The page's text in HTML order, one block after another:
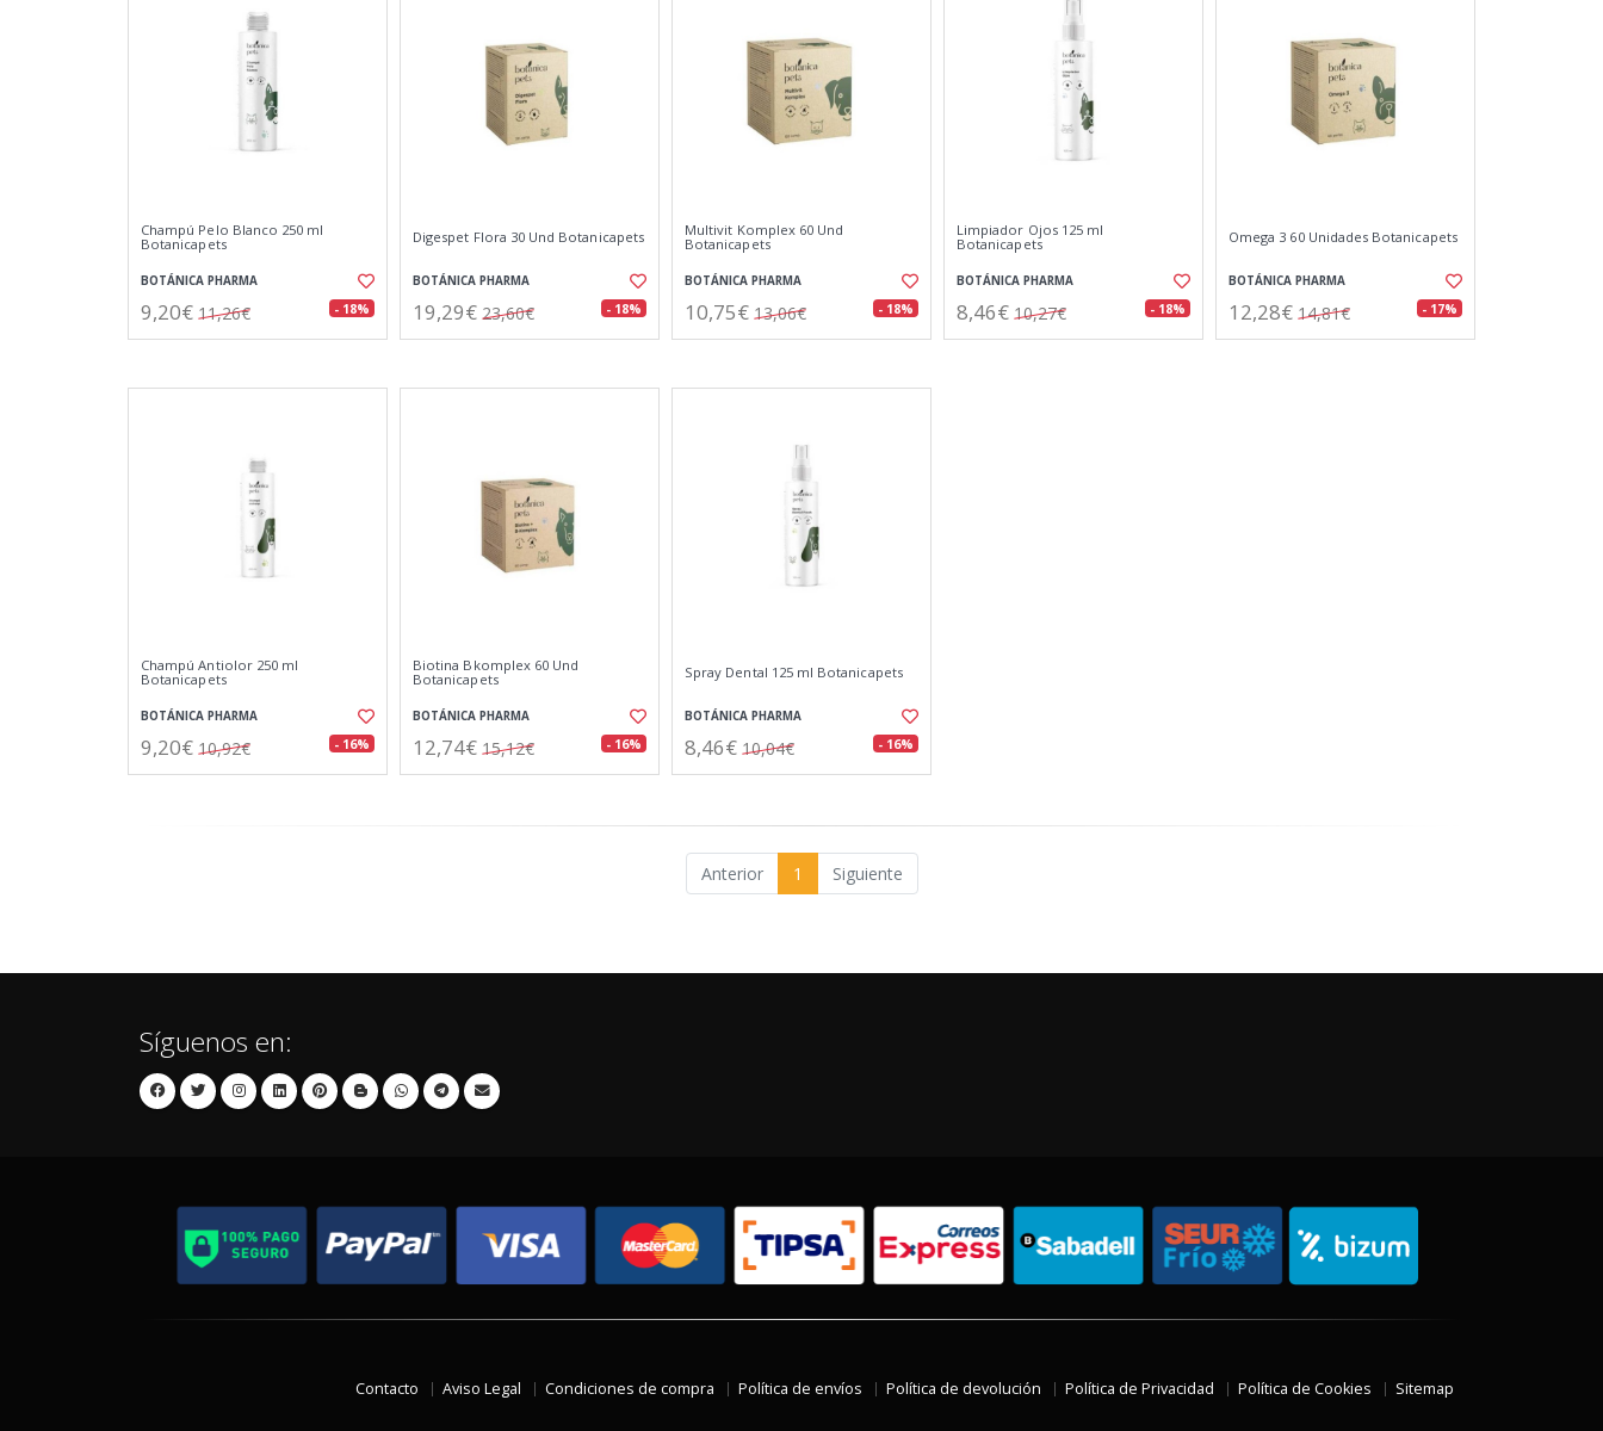
Champú Pelo Blanco 250 ml
Botanicapets
BOTÁNICA PHARMA
9,20€ 11,26€ - 18%
Digespet Flora 30 Und Botanicapets
BOTÁNICA PHARMA
19,29€ 23,60€ - 18%
Multivit Komplex 60 Und
Botanicapets
BOTÁNICA PHARMA
10,75€ 13,06€ - 18%
Limpiador Ojos 125 ml
Botanicapets
BOTÁNICA PHARMA
8,46€ 10,27€ - 18%
Omega 3 60 Unidades Botanicapets
BOTÁNICA PHARMA
12,28€ 14,81€ - 17%
Champú Antiolor 250 ml
Botanicapets
BOTÁNICA PHARMA
9,20€ 10,92€ - 16%
Biotina Bkomplex 60 Und
Botanicapets
BOTÁNICA PHARMA
12,74€ 15,12€ - 16%
Spray Dental 125 ml Botanicapets
BOTÁNICA PHARMA
8,46€ 10,04€ - 16%
Anterior 1 Siguiente
Síguenos en:
Contacto Aviso Legal Condiciones de compra Política de envíos Política de devolución Política de Privacidad Política de Cookies Sitemap